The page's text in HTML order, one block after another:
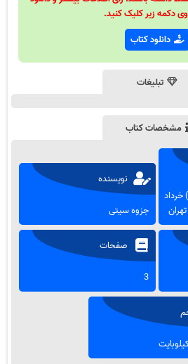
دکمه زیر کلیک کنید.
دانلود کتاب
تبلیغات
مشخصات کتاب
نمونه سوال امتحانی عربی(1) خرداد
نویسنده
جزوه سیتی
صفحات
3